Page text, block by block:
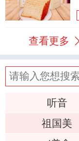
查看更多
听音
祖国美